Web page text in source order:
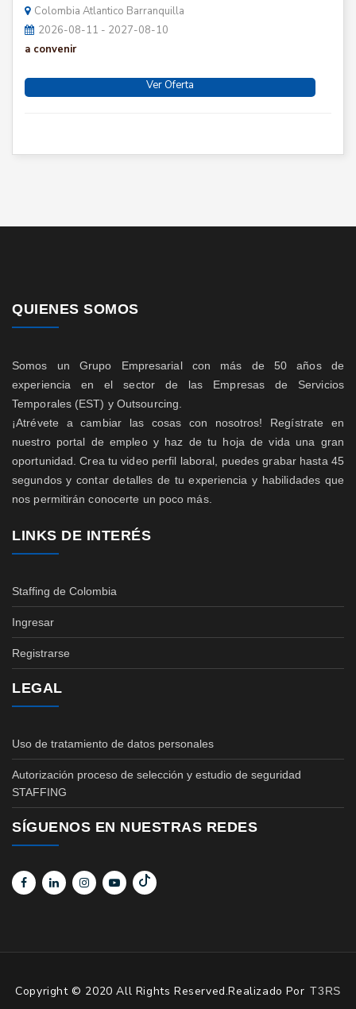
Colombia Atlantico Barranquilla
2026-08-11 - 2027-08-10
a convenir
Ver Oferta
QUIENES SOMOS
Somos un Grupo Empresarial con más de 50 años de
experiencia en el sector de las Empresas de Servicios
Temporales (EST) y Outsourcing.
¡Atrévete a cambiar las cosas con nosotros! Regístrate en
nuestro portal de empleo y haz de tu hoja de vida una gran
oportunidad. Crea tu video perfil laboral, puedes grabar hasta 45
segundos y contar detalles de tu experiencia y habilidades que
nos permitirán conocerte un poco más.
LINKS DE INTERÉS
Staffing de Colombia
Ingresar
Registrarse
LEGAL
Uso de tratamiento de datos personales
Autorización proceso de selección y estudio de seguridad
STAFFING
SÍGUENOS EN NUESTRAS REDES
Copyright © 2020 All Rights Reserved.Realizado Por T3RS